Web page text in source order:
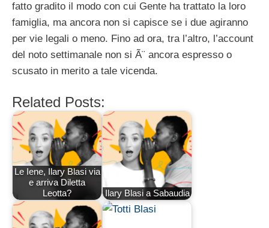
fatto gradito il modo con cui Gente ha trattato la loro
famiglia, ma ancora non si capisce se i due agiranno
per vie legali o meno. Fino ad ora, tra l’altro, l’account
del noto settimanale non si Ã¨ ancora espresso o
scusato in merito a tale vicenda.
Related Posts:
Le Iene, Ilary Blasi via
e arriva Diletta
Leotta?
Ilary Blasi a Sabaudia